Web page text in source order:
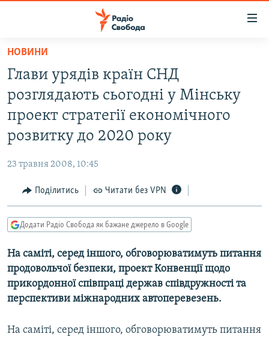
Перейти
основного
матеріалу
Перейти
до
основної
Перейти
пошуку
ВСЕ ЗА ДОБУ
СТАТТІ
СУСПІЛЬСТВО
КУЛЬТУРА
СПОРТ
СВІТ
ДОНБАС.РЕАЛІЇ
КРИМ.РЕАЛІЇ
ТИ ЯК?
КИТАЙ.ВИКЛИКИ
МУЛЬТИМЕДІА
ФОТО
СПЕЦПРОЄКТИ
НОВИНИ
Глави урядів країн СНД
розглядають сьогодні у Мінську
проект стратегії економічного
розвитку до 2020 року
23 травня 2008, 10:45
Поділитись Читати без VPN
Додати Радіо Свобода як бажане джерело в Google
На саміті, серед іншого, обговорюватимуть питання
продовольчої безпеки, проект Конвенції щодо
прикордонної співпраці держав співдружності та
перспективи міжнародних автоперевезень.
На саміті, серед іншого, обговорюватимуть питання